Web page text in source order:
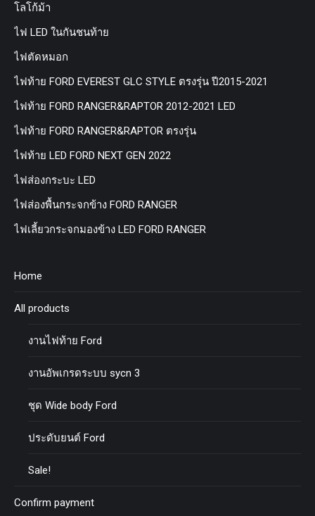
โลโก้ม้า
ไฟ LED ในกันชนท้าย
ไฟตัดหมอก
ไฟท้าย FORD EVEREST GLC STYLE ตรงรุ่น ปี2015-2021
ไฟท้าย FORD RANGER&RAPTOR 2012-2021 LED
ไฟท้าย FORD RANGER&RAPTOR ตรงรุ่น
ไฟท้าย LED FORD NEXT GEN 2022
ไฟส่องกระบะ LED
ไฟส่องพื้นกระจกข้าง FORD RANGER
ไฟเลี้ยวกระจกมองข้าง LED FORD RANGER
Home
All products
งานไฟท้าย Ford
งานอัพเกรดระบบ sycn 3
ชุด Wide body Ford
ประดับยนต์ Ford
Sale!
Confirm payment